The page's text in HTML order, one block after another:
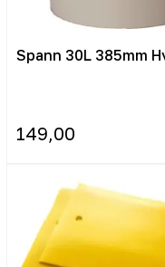
Spann 30L 385mm
149,00